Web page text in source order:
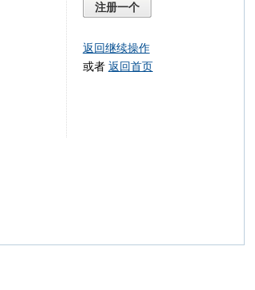
注册一个
返回继续操作
或者 返回首页